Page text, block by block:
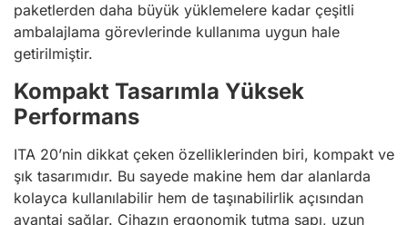
paketlerden daha büyük yüklemelere kadar çeşitli
ambalajlama görevlerinde kullanıma uygun hale
getirilmiştir.
Kompakt Tasarımla Yüksek
Performans
ITA 20’nin dikkat çeken özelliklerinden biri, kompakt ve
şık tasarımıdır. Bu sayede makine hem dar alanlarda
kolayca kullanılabilir hem de taşınabilirlik açısından
avantaj sağlar. Cihazın ergonomik tutma sapı, uzun